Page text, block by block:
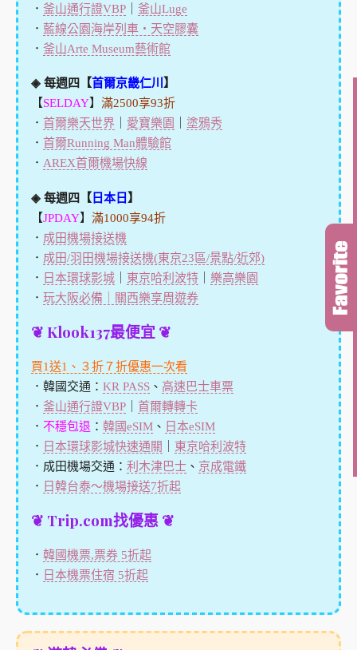
． 釜山通行證VBP｜ 釜山Luge
． 藍線公園海岸列車・天空膠囊
． 釜山Arte Museum藝術館
◈ 每週四【首爾京畿仁川 】
【SELDAY】 滿2500享93折
． 首爾樂天世界 愛寶樂園
塗鴉秀
． 首爾Running Man體驗館
． AREX首爾機場快線
◈ 每週四【 日本日 】
【JPDAY】 滿1000享94折
． 成田機場接送機
． 成田/羽田機場接送機(東京23區/景點/近郊)
． 日本環球影城｜ 東京哈利波特｜ 樂高樂園
． 玩大阪必備｜關西樂享周遊券
❦ Klook137最便宜 ❦
買1送1、３折７折優惠一次看
．韓國交通： KR PASS、 高速巴士車票
． 釜山通行證VBP｜ 首爾轉轉卡
． 不穩包退 ： 韓國eSIM、 日本eSIM
． 日本環球影城快速通關
東京哈利波特
．成田機場交通： 利木津巴士、 京成電鐵
． 日韓台泰～機場接送7折起
❦ Trip.com找優惠 ❦
． 韓國機票,票券 5折起
． 日本機票住宿 5折起